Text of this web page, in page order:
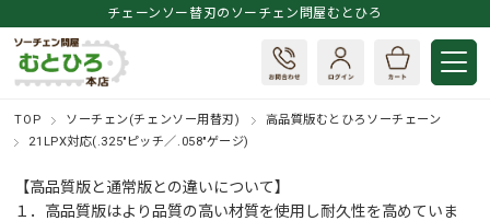
チェーンソー替刃のソーチェン問屋むとひろ
TOP ソーチェン(チェンソー用替刃)
高品質版むとひろソーチェーン
21LPX対応(.325"ピッチ／.058"ゲージ)
【高品質版と通常版との違いについて】
１．高品質版はより品質の高い材質を使用し耐久性を高めていま